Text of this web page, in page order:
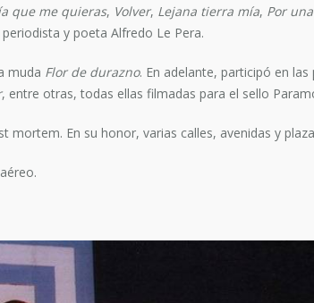
que me quieras, Volver, Lejana tierra mía, Por
y poeta Alfredo Le Pera.
muda Flor de durazno. En adelante, participó en las
, entre otras, todas ellas filmadas para el sello
En su honor, varias calles, avenidas y